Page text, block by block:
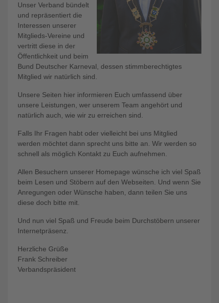
Unser Verband bündelt
und repräsentiert die
Interessen unserer
Mitglieds-Vereine und
vertritt diese in der
Öffentlichkeit und beim
Bund Deutscher Karneval, dessen stimmberechtigtes
Mitglied wir natürlich sind.
Unsere Seiten hier informieren Euch umfassend über
unsere Leistungen, wer unserem Team angehört und
natürlich auch, wie wir zu erreichen sind.
Falls Ihr Fragen habt oder vielleicht bei uns Mitglied
werden möchtet dann sprecht uns bitte an. Wir werden so
schnell als möglich Kontakt zu Euch aufnehmen.
Allen Besuchern unserer Homepage wünsche ich viel Spaß
beim Lesen und Stöbern auf den Webseiten. Und wenn Sie
Anregungen oder Wünsche haben, dann teilen Sie uns
diese doch bitte mit.
Und nun viel Spaß und Freude beim Durchstöbern unserer
Internetpräsenz.
Herzliche Grüße
Frank Schreiber
Verbandspräsident